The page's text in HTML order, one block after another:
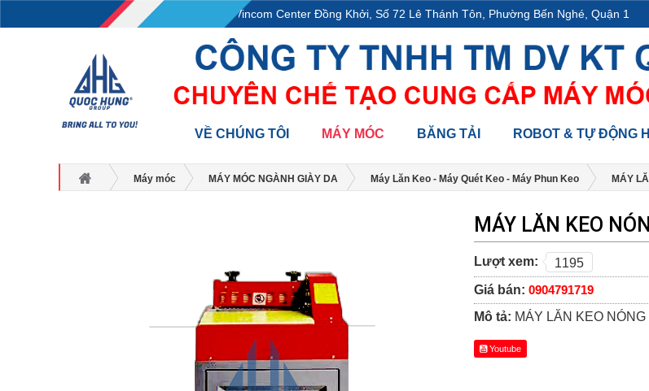
L18-11-13, Tầng 18, tòa nhà Vincom Center Đồng Khởi, Số 72 Lê Thánh Tôn, Phường Bến Nghé, Quận 1
VỀ CHÚNG TÔI MÁY MÓC BĂNG TẢI ROBOT & TỰ ĐỘNG
Máy móc MÁY MÓC NGÀNH GIÀY DA Máy Lăn Keo - Máy Quét Keo - Máy Phun Keo MÁY
MÁY LĂN KEO
Lượt xem:
1195
Giá bán: 0904791719
Mô tả: MÁY LĂN KEO
Youtube